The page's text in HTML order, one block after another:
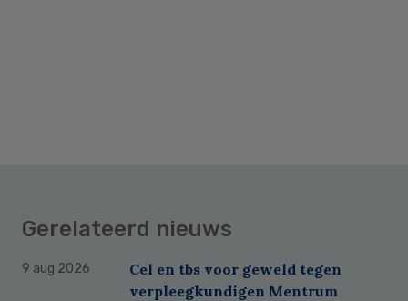
Gerelateerd nieuws
9 aug 2026
Cel en tbs voor geweld tegen
verpleegkundigen Mentrum